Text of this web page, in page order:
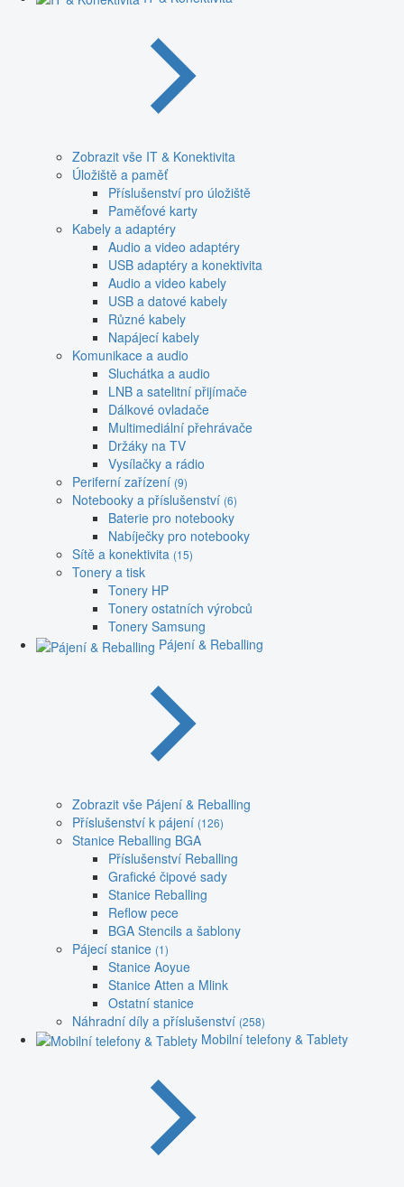
Zobrazit vše IT & Konektivita
Úložiště a paměť
Příslušenství pro úložiště
Paměťové karty
Kabely a adaptéry
Audio a video adaptéry
USB adaptéry a konektivita
Audio a video kabely
USB a datové kabely
Různé kabely
Napájecí kabely
Komunikace a audio
Sluchátka a audio
LNB a satelitní přijímače
Dálkové ovladače
Multimediální přehrávače
Držáky na TV
Vysílačky a rádio
Periferní zařízení (9)
Notebooky a příslušenství (6)
Baterie pro notebooky
Nabíječky pro notebooky
Sítě a konektivita (15)
Tonery a tisk
Tonery HP
Tonery ostatních výrobců
Tonery Samsung
Pájení & Reballing
Zobrazit vše Pájení & Reballing
Příslušenství k pájení (126)
Stanice Reballing BGA
Příslušenství Reballing
Grafické čipové sady
Stanice Reballing
Reflow pece
BGA Stencils a šablony
Pájecí stanice (1)
Stanice Aoyue
Stanice Atten a Mlink
Ostatní stanice
Náhradní díly a příslušenství (258)
Mobilní telefony & Tablety